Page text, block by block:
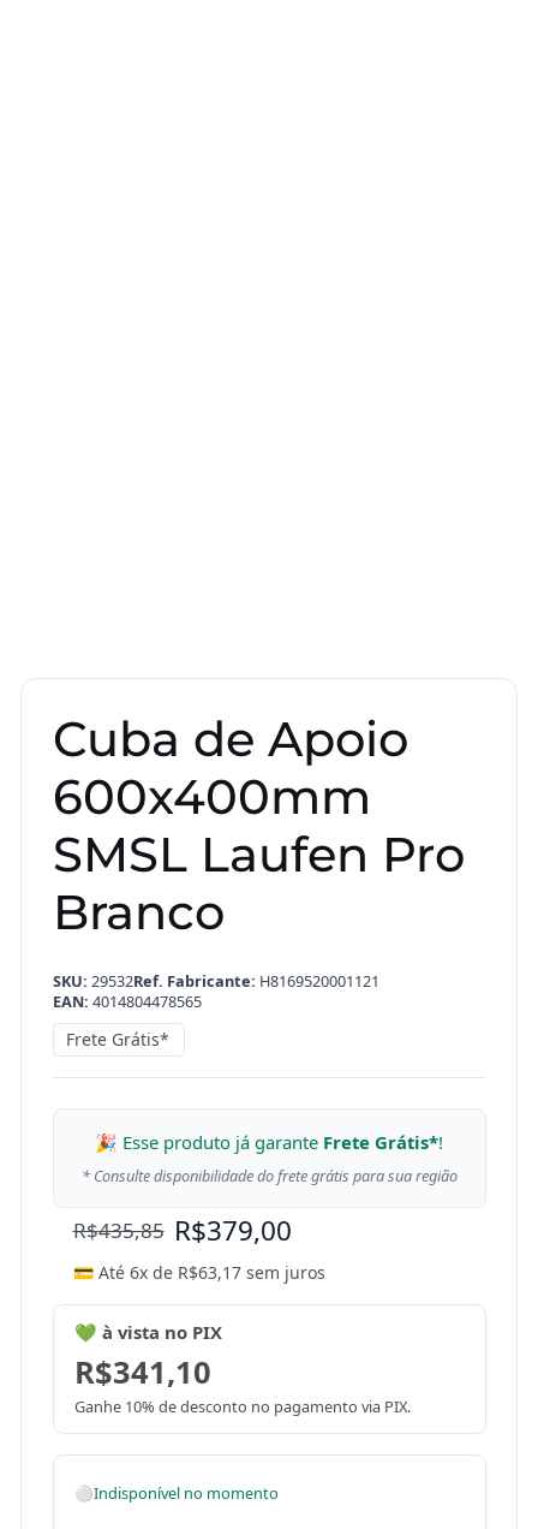
Cuba de Apoio
600x400mm
SMSL Laufen Pro
Branco
SKU: 29532Ref. Fabricante: H8169520001121
EAN: 4014804478565
Frete Grátis*
🎉 Esse produto já garante Frete Grátis*!
* Consulte disponibilidade do frete grátis para sua região
R$435,85 R$379,00
💳 Até 6x de R$63,17sem juros
💚 à vista no PIX
R$341,10
Ganhe 10% de desconto no pagamento via PIX.
⚪Indisponível no momento